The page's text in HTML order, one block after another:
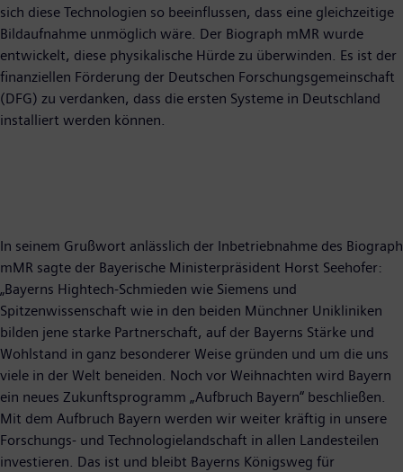
sich diese Technologien so beeinflussen, dass eine gleichzeitige
Bildaufnahme unmöglich wäre. Der Biograph mMR wurde
entwickelt, diese physikalische Hürde zu überwinden. Es ist der
finanziellen Förderung der Deutschen Forschungsgemeinschaft
(DFG) zu verdanken, dass die ersten Systeme in Deutschland
installiert werden können.
In seinem Grußwort anlässlich der Inbetriebnahme des Biograph
mMR sagte der Bayerische Ministerpräsident Horst Seehofer:
„Bayerns Hightech-Schmieden wie Siemens und
Spitzenwissenschaft wie in den beiden Münchner Unikliniken
bilden jene starke Partnerschaft, auf der Bayerns Stärke und
Wohlstand in ganz besonderer Weise gründen und um die uns
viele in der Welt beneiden. Noch vor Weihnachten wird Bayern
ein neues Zukunftsprogramm „Aufbruch Bayern“ beschließen.
Mit dem Aufbruch Bayern werden wir weiter kräftig in unsere
Forschungs- und Technologielandschaft in allen Landesteilen
investieren. Das ist und bleibt Bayerns Königsweg für